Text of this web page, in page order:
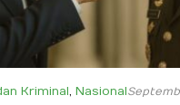
Kriminal, Nasional